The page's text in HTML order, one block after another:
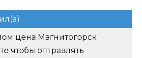
цена Магнитогорск
чтобы отправлять